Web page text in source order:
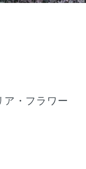
ア・フラワー